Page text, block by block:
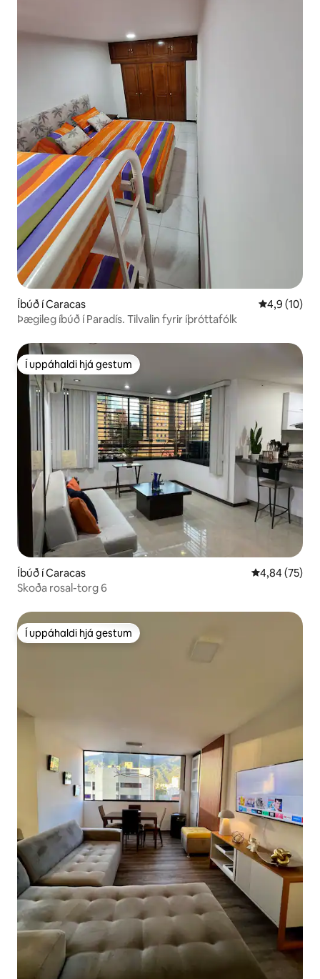
Íbúð í Caracas 4,9 af 5 í
4,9 (10)
Þægileg íbúð í Paradís. Tilvalin fyrir íþróttafólk
Í uppáhaldi hjá gestum
Í uppáhaldi hjá gestum
Íbúð í Caracas 4,84 af 5 í
4,84 (75)
Skoða rosal-torg 6
Í uppáhaldi hjá gestum
Í uppáhaldi hjá gestum